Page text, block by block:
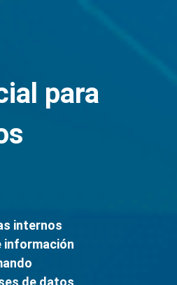
para
internos
información
de datos